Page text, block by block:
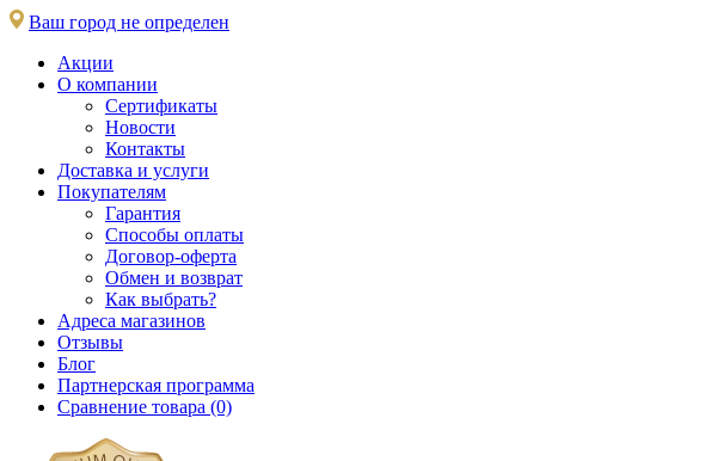
Ваш город не определен
Акции
О компании
Сертификаты
Новости
Контакты
Доставка и услуги
Покупателям
Гарантия
Способы оплаты
Договор-оферта
Обмен и возврат
Как выбрать?
Адреса магазинов
Отзывы
Блог
Партнерская программа
Сравнение товара (0)